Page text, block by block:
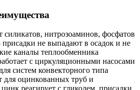
силикатов, нитрозоаминов, фосфатов
не выпадают в осадок и не
каналы теплообменника
с циркуляционными насосами
систем конвекторного типа
для оцинкованных труб и